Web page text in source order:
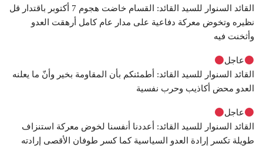
القائد السنوار للسيد القائد: القسام خاضت هجوم 7 أكتوبر باقتدار قل
نظيره وتخوض معركة دفاعية على مدار عام كامل أرهقت العدو
وأثخنت فيه
عاجل
القائد السنوار للسيد القائد: أطمئنكم بأن المقاومة بخير وأنّ ما يعلنه
العدو محض أكاذيب وحرب نفسية
عاجل
القائد السنوار للسيد القائد: أعددنا أنفسنا لخوض معركة استنزاف
طويلة تكسر إرادة العدو السياسية كما كسر طوفان الأقصى إرادته